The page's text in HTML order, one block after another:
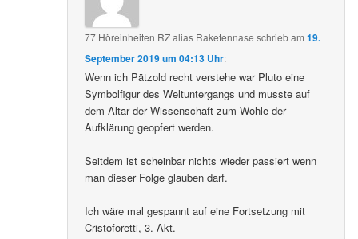
77 Höreinheiten RZ alias Raketennase schriebam19.
September 2019 um 04:13 Uhr:
Wenn ich Pätzold recht verstehe war Pluto eine
Symbolfigur des Weltuntergangs und musste auf
dem Altar der Wissenschaft zum Wohle der
Aufklärung geopfert werden.
Seitdem ist scheinbar nichts wieder passiert wenn
man dieser Folge glauben darf.
Ich wäre mal gespannt auf eine Fortsetzung mit
Cristoforetti, 3. Akt.